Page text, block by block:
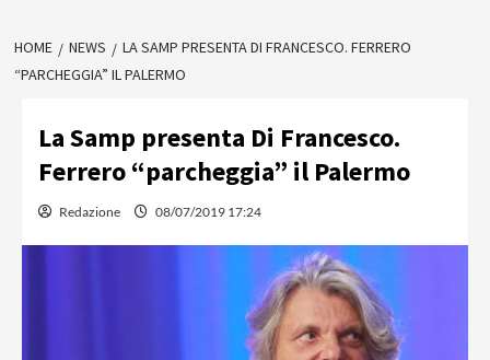
HOME NEWS
LA SAMP PRESENTA DI FRANCESCO. FERRERO
“PARCHEGGIA” IL PALERMO
La Samp presenta Di Francesco.
Ferrero “parcheggia” il Palermo
Redazione 08/07/2019 17:24